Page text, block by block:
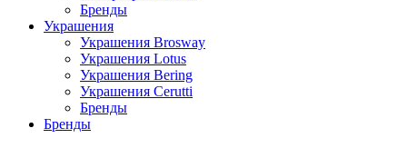
Бренды
Украшения
Украшения Brosway
Украшения Lotus
Украшения Bering
Украшения Cerutti
Бренды
Бренды